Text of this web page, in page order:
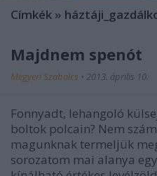
Címkék »
Majdnem spenót
Megyeri Szabolcs • 2013. április 10.
Fonnyadt, lehangoló
boltok polcain? Nem
magunknak termeljük
sorozatom mai alanya